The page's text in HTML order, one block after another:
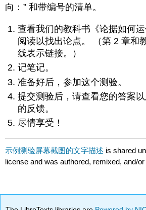
向：” 和带编号的清单。
查看我们的教科书《论据如何运
阅读以找出论点。 （第 2 章和
线表示链接。）
记笔记。
准备好后，参加这个测验。
提交测验后，请查看您的答案
的反馈。
尽情享受！
示例测验屏幕截图的文字描述 is shared
license and was authored, remixed, and/